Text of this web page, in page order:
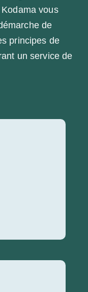
vous
de
principes de
un service de